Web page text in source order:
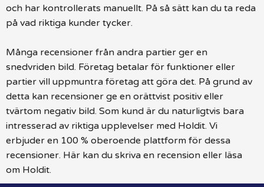
och har kontrollerats manuellt. På så sätt kan du ta reda
på vad riktiga kunder tycker.
Många recensioner från andra partier ger en
snedvriden bild. Företag betalar för funktioner eller
partier vill uppmuntra företag att göra det. På grund av
detta kan recensioner ge en orättvist positiv eller
tvärtom negativ bild. Som kund är du naturligtvis bara
intresserad av riktiga upplevelser med Holdit. Vi
erbjuder en 100 % oberoende plattform för dessa
recensioner. Här kan du skriva en recension eller läsa
om Holdit.